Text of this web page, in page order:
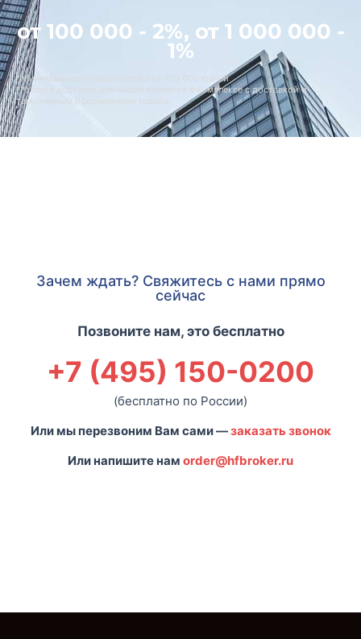
от 100 000 - 2%, от 1 000 000 -
1%
*Минимальная сумма платежа от 100 000 юаней
**Услуга доступна для наших клиентов в комплексе с доставкой и
таможенным оформлением товара.
Зачем ждать? Свяжитесь с нами прямо
сейчас
Позвоните нам, это бесплатно
+7 (495) 150-0200
(бесплатно по России)
Или мы перезвоним Вам сами —заказать звонок
Или напишите нам order@hfbroker.ru